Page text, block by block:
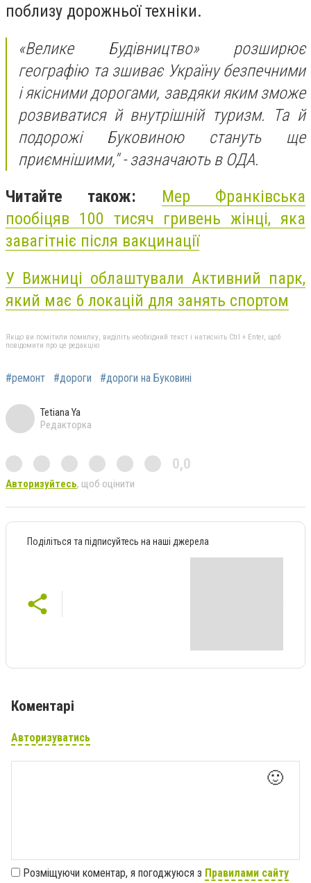
поблизу дорожньої техніки.
«Велике Будівництво» розширює
географію та зшиває Україну безпечними
і якісними дорогами, завдяки яким зможе
розвиватися й внутрішній туризм. Та й
подорожі Буковиною стануть ще
приємнішими," - зазначають в ОДА.
Читайте також: Мер Франківська
пообіцяв 100 тисяч гривень жінці, яка
завагітніє після вакцинації
У Вижниці облаштували Активний парк,
який має 6 локацій для занять спортом
Якщо ви помітили помилку, виділіть необхідний текст і натисніть Ctrl + Enter, щоб
повідомити про це редакцію
#ремонт #дороги #дороги на Буковині
Tetiana Ya
Редакторка
0,0
Авторизуйтесь, щоб оцінити
Поділіться та підписуйтесь на наші джерела
Коментарі
Авторизуватись
🙂
Розміщуючи коментар, я погоджуюся з Правилами сайту